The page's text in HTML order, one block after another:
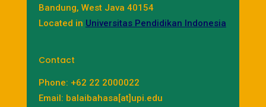
Bandung, West Java 40154
Located in Universitas Pendidikan Indonesia
Contact
Phone: +62 22 2000022
Email: balaibahasa[at]upi.edu